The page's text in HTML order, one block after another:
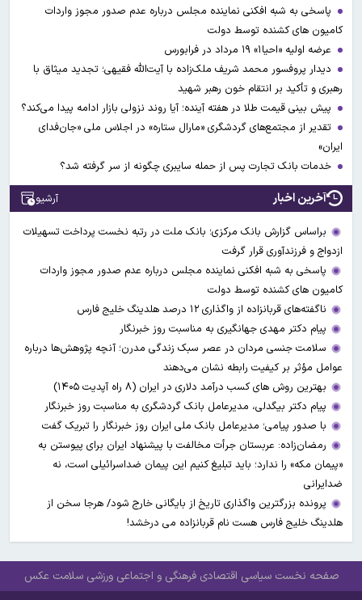
پاسخی به شبه افکنی نماینده مجلس درباره عدم صدور مجوز واردات
کامیون های کشنده توسط دولت
عرضه اولیه «احیا۱» ۱۹ مرداد در فرابورس
دیدار پروفسور محمد شریف ملک‌زاده با آیت‌الله فقیهی؛ تجدید میثاق با
رهبری و تأکید بر انتقام خون رهبر شهید
پیش بینی قیمت طلا در هفته آینده؛ آیا روند نزولی بازار ادامه پیدا می‌کند؟
تقدیر از مجتمع‌های گردشگری «مارال ستاره» در اجلاس ملی «جان‌فدای
ایران»
خدمات بانک تجارت پس از حمله سایبری چگونه از سر گرفته شد؟
آخرین اخبار آرشیو
براساس گزارش بانک مرکزی؛ بانک ملت در رتبه نخست پرداخت تسهیلات
ازدواج و فرزندآوری قرار گرفت
پاسخی به شبه افکنی نماینده مجلس درباره عدم صدور مجوز واردات
کامیون های کشنده توسط دولت
ناگفته‌های قربانزاده از واگذاری ۱۲ درصد هلدینگ خلیج فارس
پیام دکتر مهدی جهانگیری به مناسبت روز خبرنگار
سلامت جنسی مردان در عصر سبک زندگی مدرن؛ آنچه پژوهش‌ها درباره
عوامل مؤثر بر کیفیت رابطه نشان می‌دهند
بهترین روش های کسب درآمد دلاری در ایران (۸ راه آپدیت ۱۴۰۵)
پیام دکتر بیگدلی، مدیرعامل بانک گردشگری به مناسبت روز خبرنگار
با صدور پیامی؛ مدیرعامل بانک ملی ایران روز خبرنگار را تبریک گفت
رمضان‌زاده: عربستان جرأت مخالفت با پیشنهاد ایران برای پیوستن به
«پیمان مکه» را ندارد؛ باید تبلیغ کنیم این پیمان ضداسرائیلی است، نه
ضدایرانی
پرونده بزرگترین واگذاری تاریخ از بایگانی خارج شود/ هرجا سخن از
هلدینگ خلیج فارس هست نام قربانزاده می درخشد!
صفحه نخست سیاسی اقتصادی فرهنگی و اجتماعی ورزشی سلامت عکس